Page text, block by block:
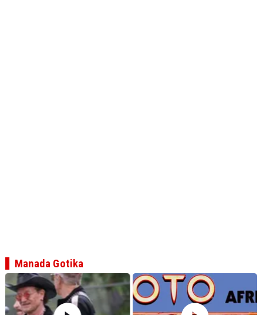
Manada Gotika